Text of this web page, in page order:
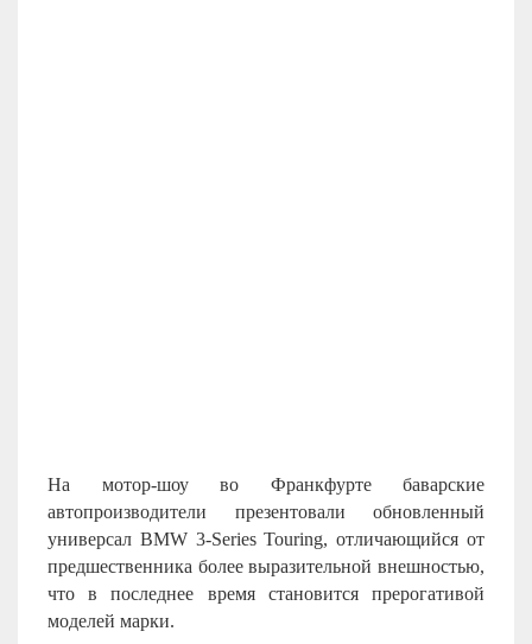
На мотор-шоу во Франкфурте баварские
автопроизводители презентовали обновленный
универсал BMW 3-Series Touring, отличающийся от
предшественника более выразительной внешностью,
что в последнее время становится прерогативой
моделей марки.